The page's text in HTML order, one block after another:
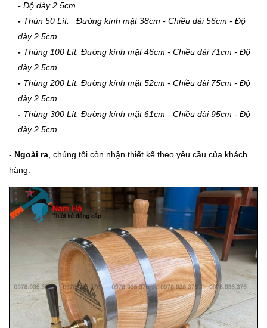
- Độ dày 2.5cm
- Thùn 50 Lít: Đường kính mặt 38cm - Chiều dài 56cm - Độ
dày 2.5cm
- Thùng 100 Lít: Đường kính mặt 46cm - Chiều dài 71cm - Độ
dày 2.5cm
- Thùng 200 Lít: Đường kính mặt 52cm - Chiều dài 75cm - Độ
dày 2.5cm
- Thùng 300 Lít: Đường kính mặt 61cm - Chiều dài 95cm - Độ
dày 2.5cm
- Ngoài ra, chúng tôi còn nhận thiết kế theo yêu cầu của khách
hàng.